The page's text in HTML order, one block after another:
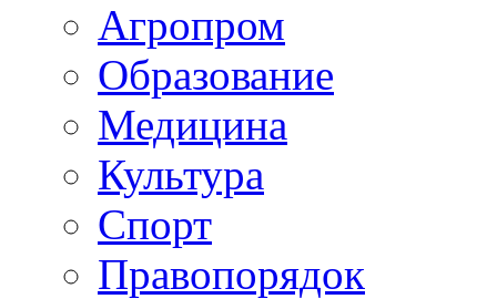
Агропром
Образование
Медицина
Культура
Спорт
Правопорядок